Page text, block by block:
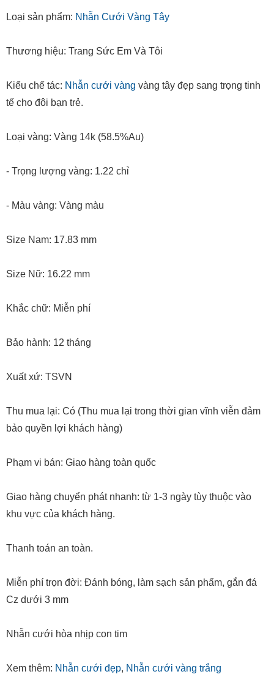
Loại sản phẩm: Nhẫn Cưới Vàng Tây
Thương hiệu: Trang Sức Em Và Tôi
Kiểu chế tác: Nhẫn cưới vàng vàng tây đẹp sang trọng tinh
tế cho đôi bạn trẻ.
Loại vàng: Vàng 14k (58.5%Au)
- Trọng lượng vàng: 1.22 chỉ
- Màu vàng: Vàng màu
Size Nam: 17.83 mm
Size Nữ: 16.22 mm
Khắc chữ: Miễn phí
Bảo hành: 12 tháng
Xuất xứ: TSVN
Thu mua lại: Có (Thu mua lại trong thời gian vĩnh viễn đảm
bảo quyền lợi khách hàng)
Phạm vi bán: Giao hàng toàn quốc
Giao hàng chuyển phát nhanh: từ 1-3 ngày tùy thuộc vào
khu vực của khách hàng.
Thanh toán an toàn.
Miễn phí trọn đời: Đánh bóng, làm sạch sản phẩm, gắn đá
Cz dưới 3 mm
Nhẫn cưới hòa nhịp con tim
Xem thêm: Nhẫn cưới đẹp, Nhẫn cưới vàng trắng